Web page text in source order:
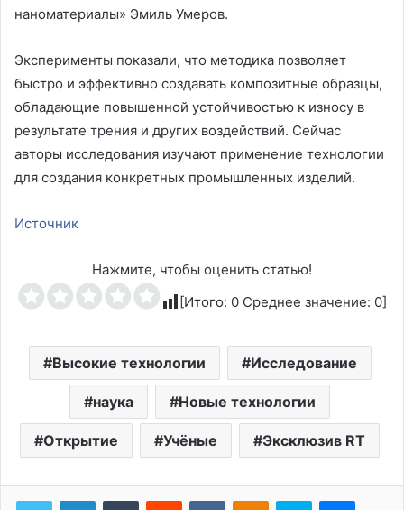
наноматериалы» Эмиль Умеров.
Эксперименты показали, что методика позволяет
быстро и эффективно создавать композитные образцы,
обладающие повышенной устойчивостью к износу в
результате трения и других воздействий. Сейчас
авторы исследования изучают применение технологии
для создания конкретных промышленных изделий.
Источник
Нажмите, чтобы оценить статью!
[Итого: 0 Среднее значение: 0]
Высокие технологии Исследование
наука Новые технологии
Открытие Учёные Эксклюзив RT
Tumblr Reddit ВконтактеОдноклассники
Skype